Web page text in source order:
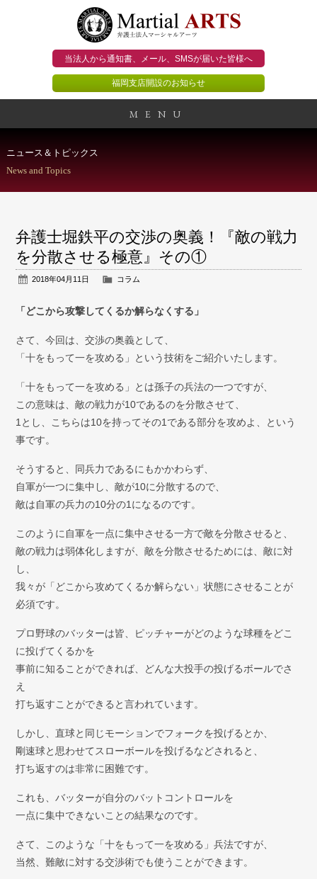
当法人から通知書、メール、 SMSが届いた皆様へ
福岡支店開設のお知らせ
MENU
事務所概要
個人のお客様
お問い合わせ
アクセス
採用情報
個人情報保護方針
ニュース＆トピックス
News and Topics
弁護士堀鉄平の交渉の奥義！『敵の戦力
を分散させる極意』その①
2018年04月11日 コラム
「どこから攻撃してくるか解らなくする」
さて、今回は、交渉の奥義として、
「十をもって一を攻める」という技術をご紹介いたします。
「十をもって一を攻める」とは孫子の兵法の一つですが、
この意味は、敵の戦力が10であるのを分散させて、
1とし、こちらは10を持ってその1である部分を攻めよ、という
事です。
そうすると、同兵力であるにもかかわらず、
自軍が一つに集中し、敵が10に分散するので、
敵は自軍の兵力の10分の1になるのです。
このように自軍を一点に集中させる一方で敵を分散させると、
敵の戦力は弱体化しますが、敵を分散させるためには、敵に対
し、
我々が「どこから攻めてくるか解らない」状態にさせることが
必須です。
プロ野球のバッターは皆、ピッチャーがどのような球種をどこ
に投げてくるかを
事前に知ることができれば、どんな大投手の投げるボールでさ
え
打ち返すことができると言われています。
しかし、直球と同じモーションでフォークを投げるとか、
剛速球と思わせてスローボールを投げるなどされると、
打ち返すのは非常に困難です。
これも、バッターが自分のバットコントロールを
一点に集中できないことの結果なのです。
さて、このような「十をもって一を攻める」兵法ですが、
当然、難敵に対する交渉術でも使うことができます。